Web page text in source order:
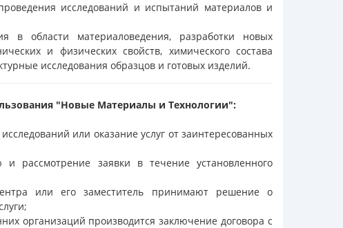
исследований и испытаний материалов и
в области материаловедения, разработки новых
и физических свойств, химического состава
исследования образцов и готовых изделий.
"Новые Материалы и Технологии":
или оказание услуг от заинтересованных
рассмотрение заявки в течение установленного
или его заместитель принимают решение о
организаций производится заключение договора с